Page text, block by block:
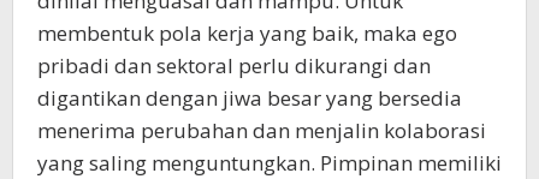
membentuk pola kerja yang baik, maka ego
pribadi dan sektoral perlu dikurangi dan
digantikan dengan jiwa besar yang bersedia
menerima perubahan dan menjalin kolaborasi
yang saling menguntungkan. Pimpinan memiliki